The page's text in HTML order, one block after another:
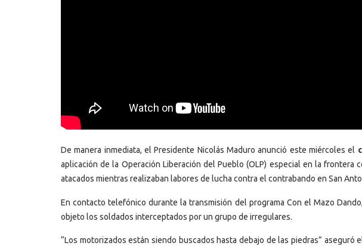
De manera inmediata, el Presidente Nicolás Maduro anunció este miércoles el
aplicación de la Operación Liberación del Pueblo (OLP) especial en la
atacados mientras realizaban labores de lucha contra el contrabando en San
En contacto telefónico durante la transmisión del programa Con el Mazo
objeto los soldados interceptados por un grupo de irregulares.
“Los motorizados están siendo buscados hasta debajo de las piedras”